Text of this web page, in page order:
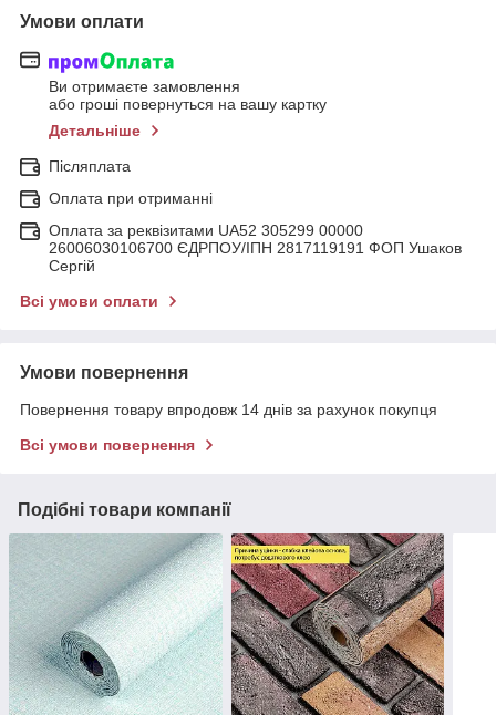
Умови оплати
Ви отримаєте замовлення
або гроші повернуться на вашу картку
Детальніше
Післяплата
Оплата при отриманні
Оплата за реквізитами UA52 305299 00000
26006030106700 ЄДРПОУ/ІПН 2817119191 ФОП Ушаков
Сергій
Всі умови оплати
Умови повернення
Повернення товару впродовж 14 днів за рахунок покупця
Всі умови повернення
Подібні товари компанії